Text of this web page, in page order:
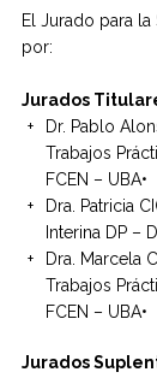
El Jurado para
por:
Jurados
Dr. Pablo
Trabajos
FCEN – UBA•
Dra. Patricia
Interina DP –
Dra. Marcela
Trabajos
FCEN – UBA•
Jurados